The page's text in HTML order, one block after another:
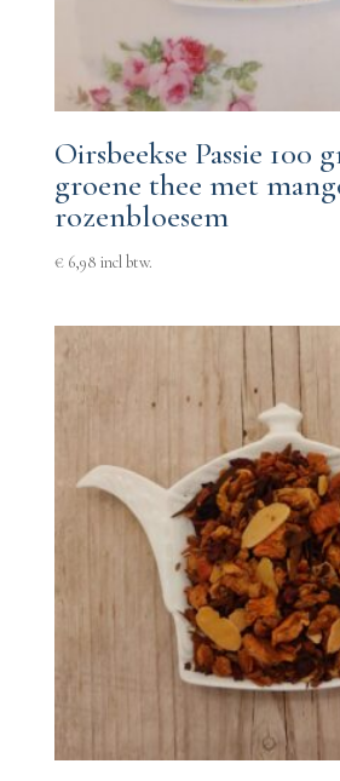
Oirsbeekse Passie 100
groene thee met
rozenbloesem
€6,98 incl btw.